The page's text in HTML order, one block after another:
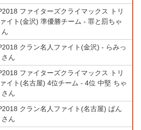
ファイターズクライマックス トリ
イト(金沢) 準優勝チーム - 罪と罰ちゃ
ん
クラン名人ファイト(金沢) - らみっ
さん
ファイターズクライマックス トリ
イト(名古屋) 4位チーム - 4位 中堅 ちゃ
さん
クラン名人ファイト(名古屋) ぱん
ん